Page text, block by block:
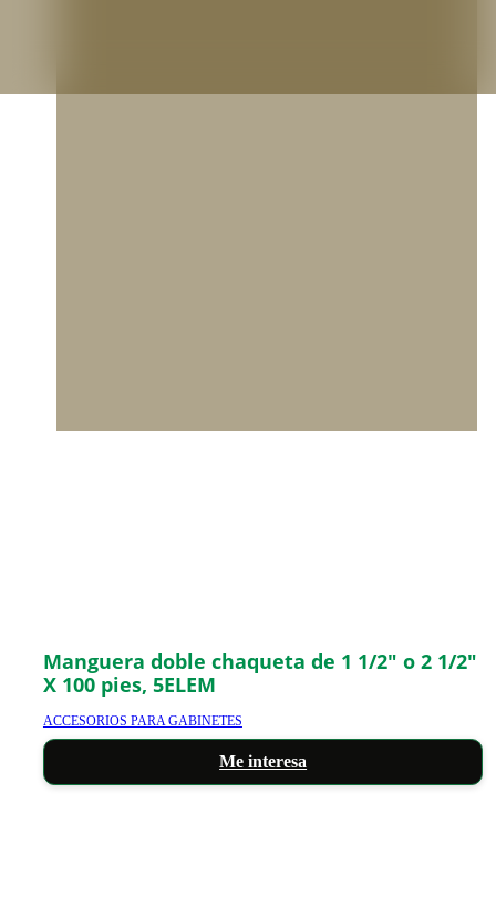
Manguera doble chaqueta de 1 1/2″ o 2 1/2″
X 100 pies, 5ELEM
ACCESORIOS PARA GABINETES
Me interesa